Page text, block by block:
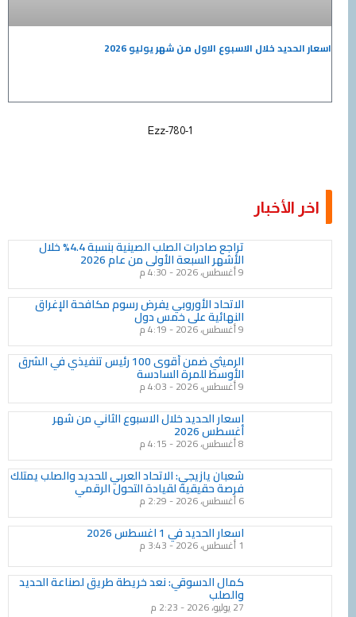
اسعار الحديد خلال الاسبوع الاول من شهر يوليو 2026
Ezz-780-1
اخر الأخبار
تراجع صادرات الصلب الصينية بنسبة 4.4% خلال
الأشهر السبعة الأولى من عام 2026
4:30 م
الاتحاد الأوروبي يفرض رسوم مكافحة الإغراق
النهائية على خمس دول
4:19 م
الرميثي ضمن أقوى 100 رئيس تنفيذي في الشرق
الأوسط للمرة السادسة
4:03 م
اسعار الحديد خلال الاسبوع الثاني من شهر
أغسطس 2026
4:15 م
شعبان يازيجي: الاتحاد العربي للحديد والصلب يمتلك
فرصة حقيقية لقيادة التحول الرقمي
2:29 م
اسعار الحديد في 1 اغسطس 2026
3:43 م
كمال الدسوقي: نعد خريطة طريق لصناعة الحديد
والصلب
27 يوليو، 2026 2:23 م
PagePagePagePagePagePagePagePagePagePage